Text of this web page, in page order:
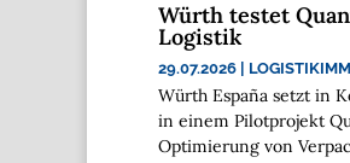
Würth testet
Logistik
29.07.2026
Würth España setzt in
in einem Pilotprojekt
Optimierung von